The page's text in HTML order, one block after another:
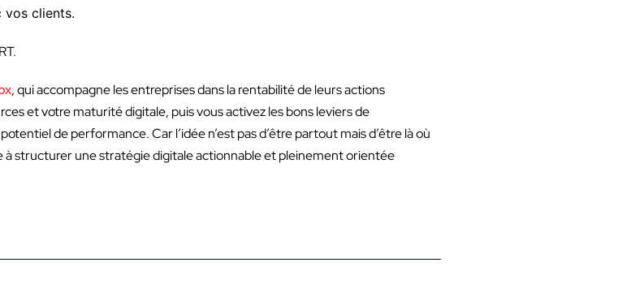
vos clients.
, qui accompagne les entreprises dans la rentabilité de leurs actions
et votre maturité digitale, puis vous activez les bons leviers de
de performance. Car l’idée n’est pas d’être partout mais d’être là où
à structurer une stratégie digitale actionnable et pleinement orientée